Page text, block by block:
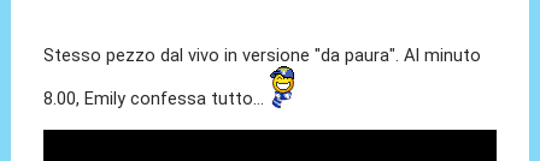
Stesso pezzo dal vivo in versione "da paura". Al minuto
8.00, Emily confessa tutto...